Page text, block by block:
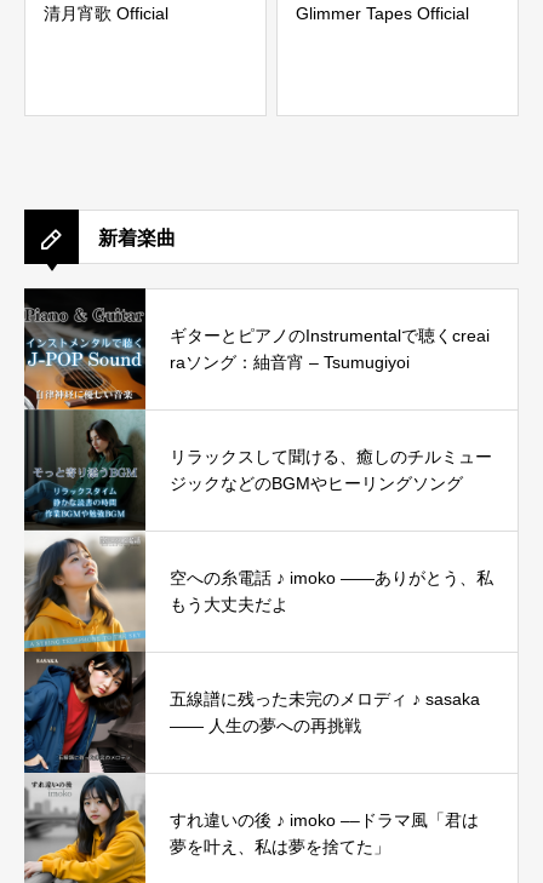
清月宵歌 Official Glimmer Tapes Official
新着楽曲
ギターとピアノのInstrumentalで聴くcreai
raソング：紬音宵 – Tsumugiyoi
リラックスして聞ける、癒しのチルミュー
ジックなどのBGMやヒーリングソング
空への糸電話 ♪ imoko ——ありがとう、私
もう大丈夫だよ
五線譜に残った未完のメロディ ♪ sasaka
―― 人生の夢への再挑戦
すれ違いの後 ♪ imoko ––ドラマ風「君は
夢を叶え、私は夢を捨てた」